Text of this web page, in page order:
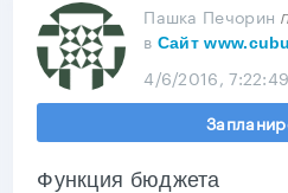
Пашка Печорин
в Сайт
4/6/2016,
Функция бюджета